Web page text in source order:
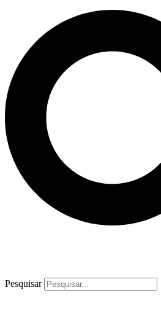
Pesquisar